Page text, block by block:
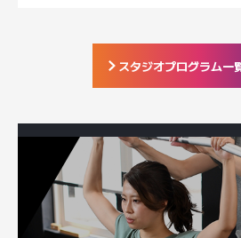
スタジオプログラム一